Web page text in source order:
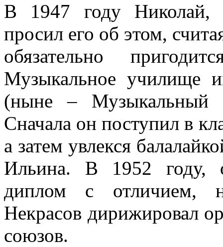
В 1947 году Николай,
просил его об этом,
обязательно
Музыкальное училище
(ныне –
Сначала он поступил в
а затем увлекся
Ильина. В 1952 году,
диплом с отличием,
Некрасов дирижировал
союзов.